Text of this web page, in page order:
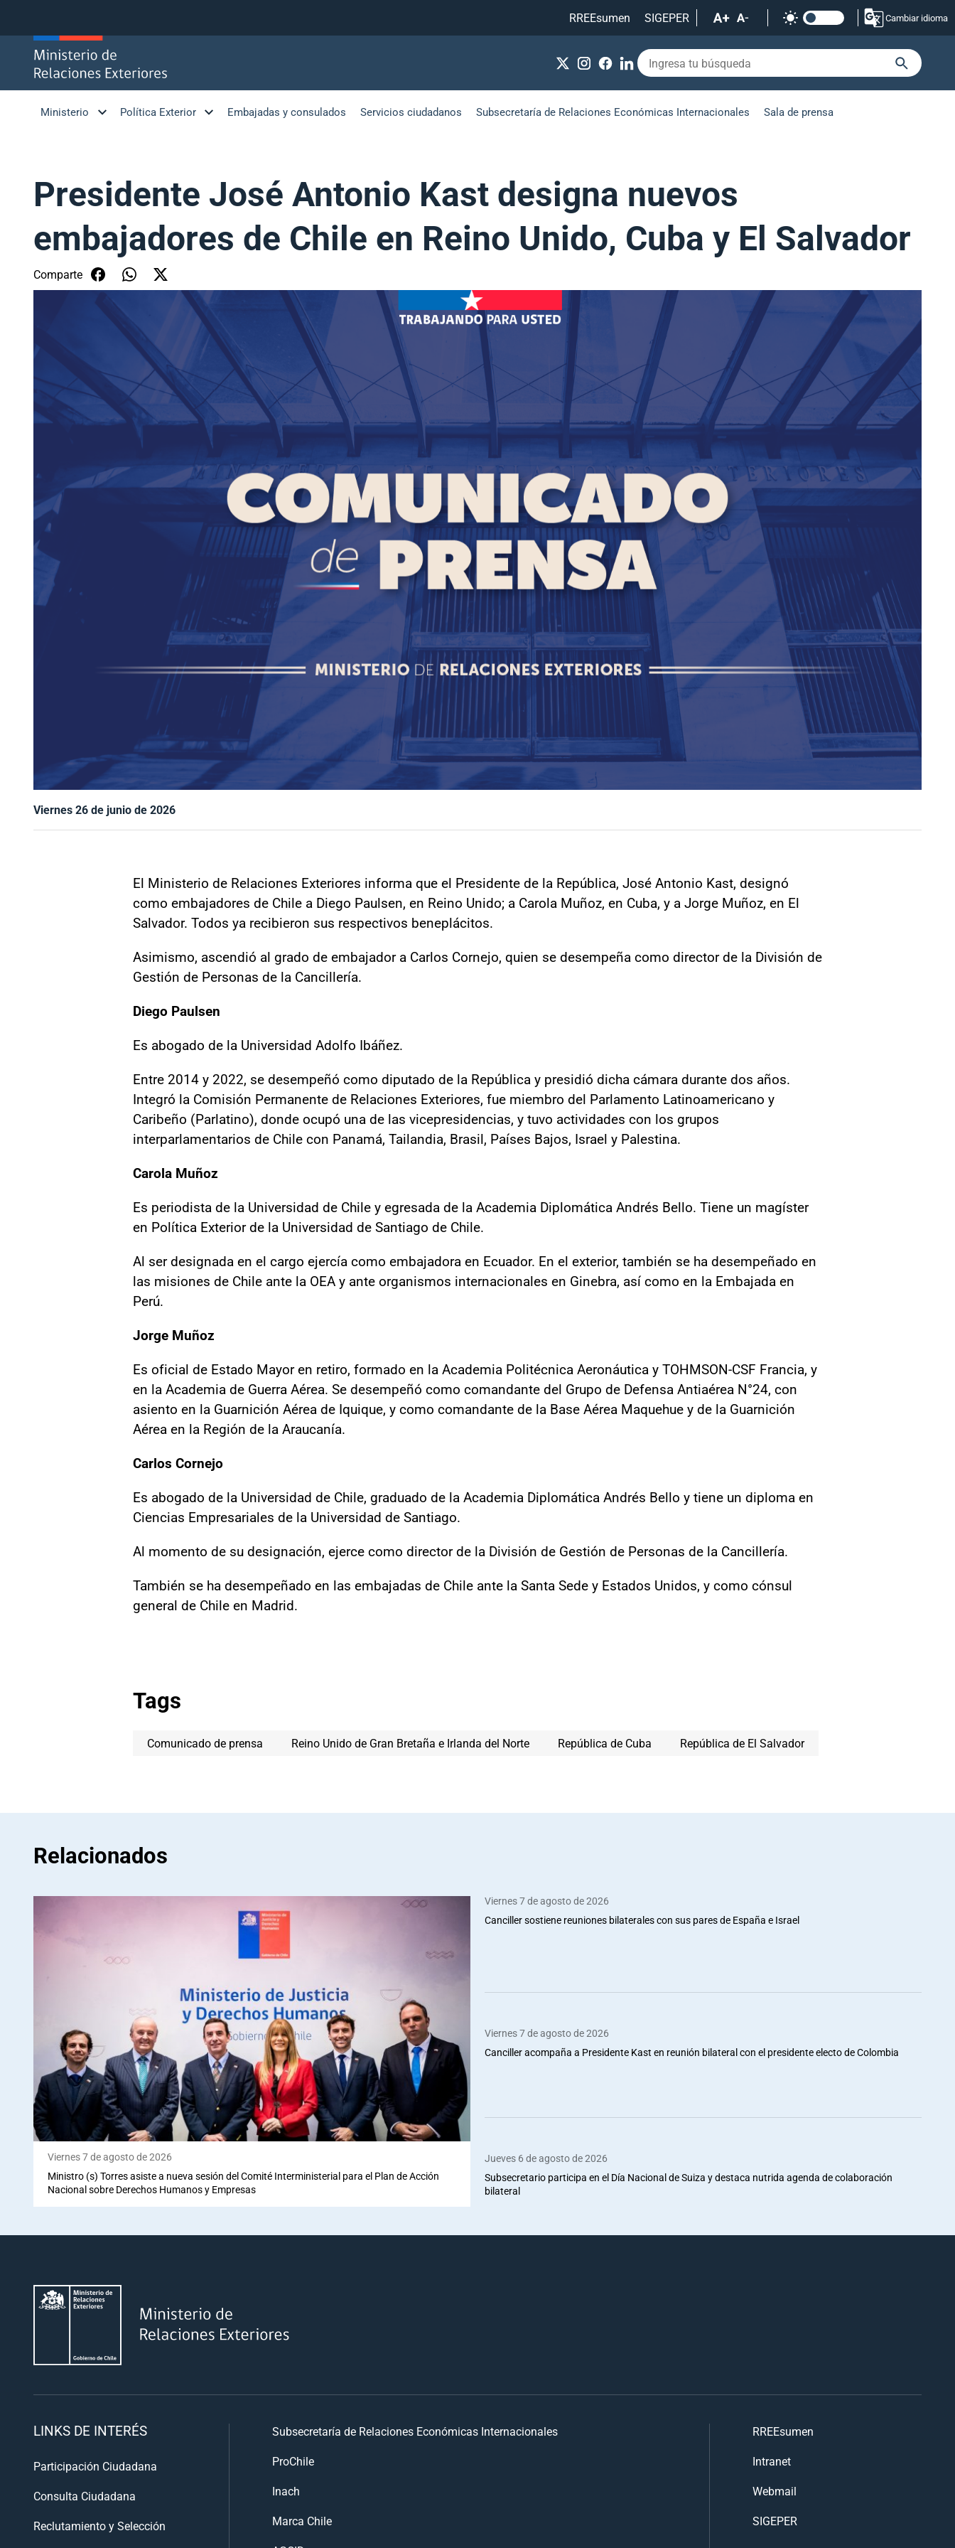
RREEsumen
SIGEPER Cambiar idioma
Ministerio Política Exterior Embajadas y consulados Servicios ciudadanos Subsecretaría de Relaciones Económicas Internacionales Sala de prensa
Presidente José Antonio Kast designa nuevos
embajadores de Chile en Reino Unido, Cuba y El Salvador
Comparte
Viernes 26 de junio de 2026
El Ministerio de Relaciones Exteriores informa que el Presidente de la República, José Antonio Kast, designó
como embajadores de Chile a Diego Paulsen, en Reino Unido; a Carola Muñoz, en Cuba, y a Jorge Muñoz, en El
Salvador. Todos ya recibieron sus respectivos beneplácitos.
Asimismo, ascendió al grado de embajador a Carlos Cornejo, quien se desempeña como director de la División de
Gestión de Personas de la Cancillería.
Diego Paulsen
Es abogado de la Universidad Adolfo Ibáñez.
Entre 2014 y 2022, se desempeñó como diputado de la República y presidió dicha cámara durante dos años.
Integró la Comisión Permanente de Relaciones Exteriores, fue miembro del Parlamento Latinoamericano y
Caribeño (Parlatino), donde ocupó una de las vicepresidencias, y tuvo actividades con los grupos
interparlamentarios de Chile con Panamá, Tailandia, Brasil, Países Bajos, Israel y Palestina.
Carola Muñoz
Es periodista de la Universidad de Chile y egresada de la Academia Diplomática Andrés Bello. Tiene un magíster
en Política Exterior de la Universidad de Santiago de Chile.
Al ser designada en el cargo ejercía como embajadora en Ecuador. En el exterior, también se ha desempeñado en
las misiones de Chile ante la OEA y ante organismos internacionales en Ginebra, así como en la Embajada en
Perú.
Jorge Muñoz
Es oficial de Estado Mayor en retiro, formado en la Academia Politécnica Aeronáutica y TOHMSON-CSF Francia, y
en la Academia de Guerra Aérea. Se desempeñó como comandante del Grupo de Defensa Antiaérea N°24, con
asiento en la Guarnición Aérea de Iquique, y como comandante de la Base Aérea Maquehue y de la Guarnición
Aérea en la Región de la Araucanía.
Carlos Cornejo
Es abogado de la Universidad de Chile, graduado de la Academia Diplomática Andrés Bello y tiene un diploma en
Ciencias Empresariales de la Universidad de Santiago.
Al momento de su designación, ejerce como director de la División de Gestión de Personas de la Cancillería.
También se ha desempeñado en las embajadas de Chile ante la Santa Sede y Estados Unidos, y como cónsul
general de Chile en Madrid.
Tags
Comunicado de prensa Reino Unido de Gran Bretaña e Irlanda del Norte República de Cuba República de El Salvador
Relacionados
Viernes 7 de agosto de 2026
Ministro (s) Torres asiste a nueva sesión del Comité Interministerial para el Plan de Acción
Nacional sobre Derechos Humanos y Empresas
Viernes 7 de agosto de 2026
Canciller sostiene reuniones bilaterales con sus pares de España e Israel
Viernes 7 de agosto de 2026
Canciller acompaña a Presidente Kast en reunión bilateral con el presidente electo de Colombia
Jueves 6 de agosto de 2026
Subsecretario participa en el Día Nacional de Suiza y destaca nutrida agenda de colaboración
bilateral
LINKS DE INTERÉS
Participación Ciudadana
Consulta Ciudadana
Reclutamiento y Selección
Subsecretaría de Relaciones Económicas Internacionales
ProChile
Inach
Marca Chile
RREEsumen
Intranet
Webmail
SIGEPER